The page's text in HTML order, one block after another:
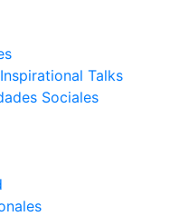
Talks
Sociales